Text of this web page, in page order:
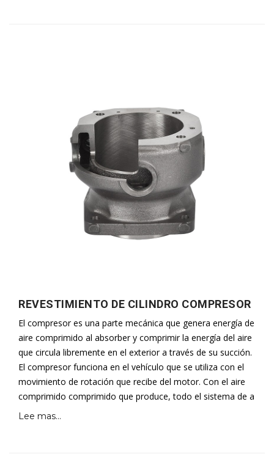
REVESTIMIENTO DE CILINDRO COMPRESOR
El compresor es una parte mecánica que genera energía de
aire comprimido al absorber y comprimir la energía del aire
que circula libremente en el exterior a través de su succión.
El compresor funciona en el vehículo que se utiliza con el
movimiento de rotación que recibe del motor. Con el aire
comprimido comprimido que produce, todo el sistema de a
Lee mas...